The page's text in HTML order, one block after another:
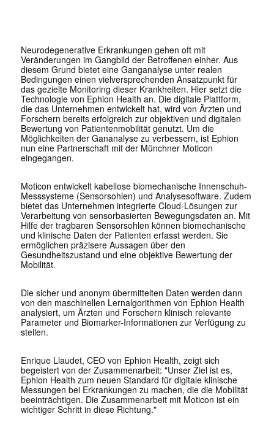
Neurodegenerative Erkrankungen gehen oft mit
Veränderungen im Gangbild der Betroffenen einher. Aus
diesem Grund bietet eine Ganganalyse unter realen
Bedingungen einen vielversprechenden Ansatzpunkt für
das gezielte Monitoring dieser Krankheiten. Hier setzt die
Technologie von Ephion Health an. Die digitale Plattform,
die das Unternehmen entwickelt hat, wird von Ärzten und
Forschern bereits erfolgreich zur objektiven und digitalen
Bewertung von Patientenmobilität genutzt. Um die
Möglichkeiten der Gananalyse zu verbessern, ist Ephion
nun eine Partnerschaft mit der Münchner Moticon
eingegangen.
Moticon entwickelt kabellose biomechanische Innenschuh-
Messsysteme (Sensorsohlen) und Analysesoftware. Zudem
bietet das Unternehmen integrierte Cloud-Lösungen zur
Verarbeitung von sensorbasierten Bewegungsdaten an. Mit
Hilfe der tragbaren Sensorsohlen können biomechanische
und klinische Daten der Patienten erfasst werden. Sie
ermöglichen präzisere Aussagen über den
Gesundheitszustand und eine objektive Bewertung der
Mobilität.
Die sicher und anonym übermittelten Daten werden dann
von den maschinellen Lernalgorithmen von Ephion Health
analysiert, um Ärzten und Forschern klinisch relevante
Parameter und Biomarker-Informationen zur Verfügung zu
stellen.
Enrique Llaudet, CEO von Ephion Health, zeigt sich
begeistert von der Zusammenarbeit: "Unser Ziel ist es,
Ephion Health zum neuen Standard für digitale klinische
Messungen bei Erkrankungen zu machen, die die Mobilität
beeinträchtigen. Die Zusammenarbeit mit Moticon ist ein
wichtiger Schritt in diese Richtung."